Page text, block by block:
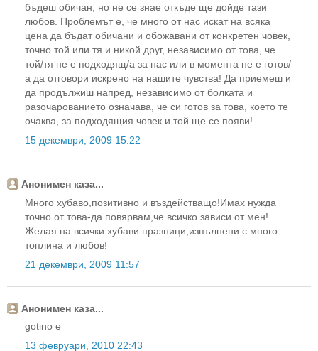
бъдеш обичан, но не се знае откъде ще дойде тази
любов. Проблемът е, че много от нас искат на всяка
цена да бъдат обичани и обожавани от конкретен човек,
точно той или тя и никой друг, независимо от това, че
той/тя не е подходящ/а за нас или в момента не е готов/
а да отговори искрено на нашите чувства! Да приемеш и
да продължиш напред, независимо от болката и
разочарованието означава, че си готов за това, което те
очаква, за подходящия човек и той ще се появи!
15 декември, 2009 15:22
Анонимен каза...
Много хубаво,позитивно и въздействащо!Имах нужда
точно от това-да повярвам,че всичко зависи от мен!
Желая на всички хубави празници,изпълнени с много
топлина и любов!
21 декември, 2009 11:57
Анонимен каза...
gotino e
13 февруари, 2010 22:43